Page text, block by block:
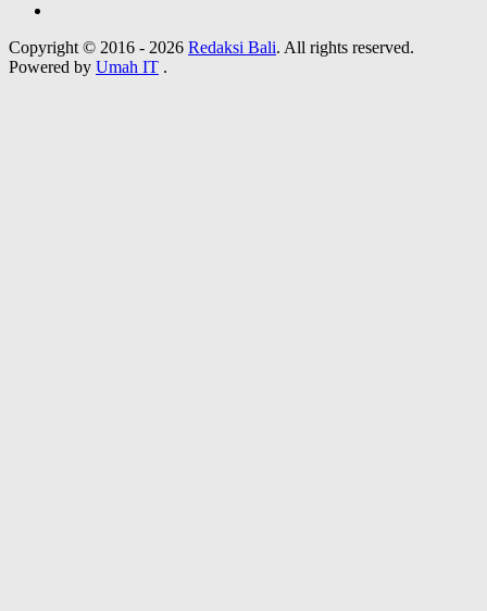
Copyright © 2016 - 2026 Redaksi Bali. All rights reserved.
Powered by Umah IT .